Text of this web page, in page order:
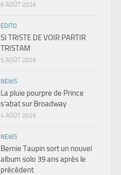
6 AOÛT 2026
EDITO
SI TRISTE DE VOIR PARTIR
TRISTAM
5 AOÛT 2026
NEWS
La pluie pourpre de Prince
s’abat sur Broadway
4 AOÛT 2026
NEWS
Bernie Taupin sort un nouvel
album solo 39 ans après le
précédent